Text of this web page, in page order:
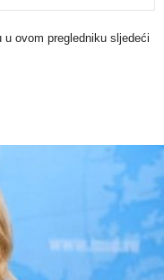
ovom pregledniku sljedeći